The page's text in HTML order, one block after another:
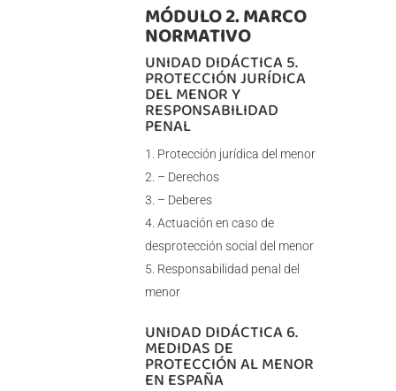
MÓDULO 2. MARCO
NORMATIVO
UNIDAD DIDÁCTICA 5.
PROTECCIÓN JURÍDICA
DEL MENOR Y
RESPONSABILIDAD
PENAL
Protección jurídica del menor
– Derechos
– Deberes
Actuación en caso de
desprotección social del menor
Responsabilidad penal del
menor
UNIDAD DIDÁCTICA 6.
MEDIDAS DE
PROTECCIÓN AL MENOR
EN ESPAÑA